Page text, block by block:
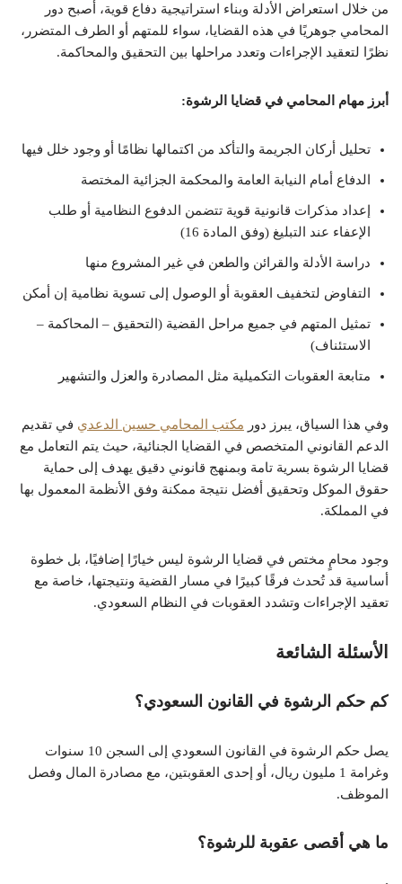
من خلال استعراض الأدلة وبناء استراتيجية دفاع قوية، أصبح دور
المحامي جوهريًا في هذه القضايا، سواء للمتهم أو الطرف المتضرر،
نظرًا لتعقيد الإجراءات وتعدد مراحلها بين التحقيق والمحاكمة.
أبرز مهام المحامي في قضايا الرشوة:
تحليل أركان الجريمة والتأكد من اكتمالها نظامًا أو وجود خلل فيها
الدفاع أمام النيابة العامة والمحكمة الجزائية المختصة
إعداد مذكرات قانونية قوية تتضمن الدفوع النظامية أو طلب
الإعفاء عند التبليغ (وفق المادة 16)
دراسة الأدلة والقرائن والطعن في غير المشروع منها
التفاوض لتخفيف العقوبة أو الوصول إلى تسوية نظامية إن أمكن
تمثيل المتهم في جميع مراحل القضية (التحقيق – المحاكمة –
الاستئناف)
متابعة العقوبات التكميلية مثل المصادرة والعزل والتشهير
وفي هذا السياق، يبرز دور مكتب المحامي حسين الدعدي في تقديم
الدعم القانوني المتخصص في القضايا الجنائية، حيث يتم التعامل مع
قضايا الرشوة بسرية تامة وبمنهج قانوني دقيق يهدف إلى حماية
حقوق الموكل وتحقيق أفضل نتيجة ممكنة وفق الأنظمة المعمول بها
في المملكة.
وجود محامٍ مختص في قضايا الرشوة ليس خيارًا إضافيًا، بل خطوة
أساسية قد تُحدث فرقًا كبيرًا في مسار القضية ونتيجتها، خاصة مع
تعقيد الإجراءات وتشدد العقوبات في النظام السعودي.
الأسئلة الشائعة
كم حكم الرشوة في القانون السعودي؟
يصل حكم الرشوة في القانون السعودي إلى السجن 10 سنوات
وغرامة 1 مليون ريال، أو إحدى العقوبتين، مع مصادرة المال وفصل
الموظف.
ما هي أقصى عقوبة للرشوة؟